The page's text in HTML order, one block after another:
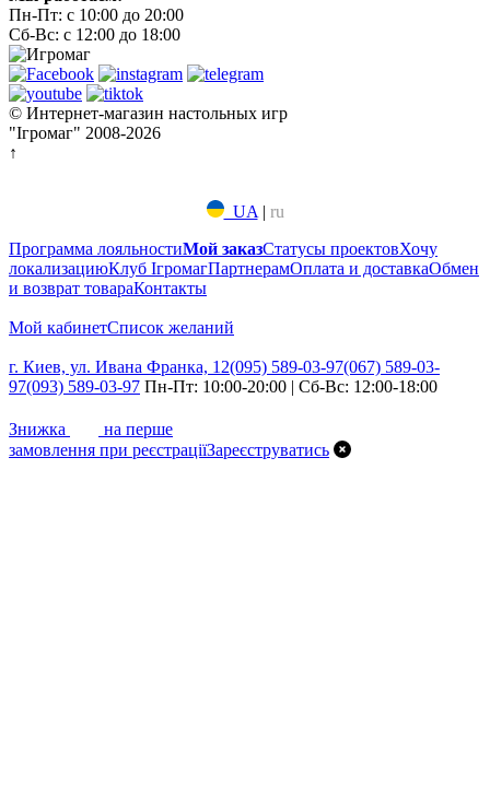
Пн-Пт: с 10:00 до 20:00
Сб-Вс: с 12:00 до 18:00
© Интернет-магазин настольных игр
"Ігромаг" 2008-2026
↑
UA | ru
Программа лояльностиМой заказСтатусы проектовХочу
локализациюКлуб ІгромагПартнерамОплата и доставкаОбмен
и возврат товараКонтакты
Мой кабинетСписок желаний
г. Киев, ул. Ивана Франка, 12(095) 589-03-97(067) 589-03-
97(093) 589-03-97 Пн-Пт: 10:00-20:00 | Сб-Вс: 12:00-18:00
Знижка
на перше
замовлення при реєстраціїЗареєструватись